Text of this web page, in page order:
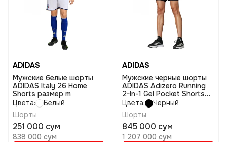
ADIDAS
Мужские белые шорты
ADIDAS Italy 26 Home
Shorts размер m
Цвета:
Белый
Шорты
251 000 сум
838 000 сум
ADIDAS
Мужские черные шорты
ADIDAS Adizero Running
2-In-1 Gel Pocket Shorts
размер m
Цвета:
Черный
Шорты
845 000 сум
1 207 000 сум